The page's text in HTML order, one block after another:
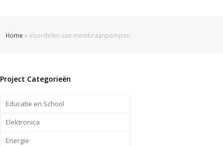
Home » Voordelen van membraanpompen
Project Categorieën
Educatie en School
Elektronica
Energie